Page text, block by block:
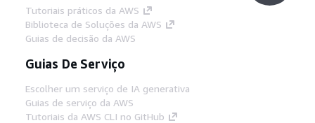
Tutoriais práticos da AWS
Biblioteca de Soluções da AWS
Guias de decisão da AWS
Guias De Serviço
Escolher um serviço de IA generativa
Guias de serviço da AWS
Tutoriais da AWS CLI no GitHub